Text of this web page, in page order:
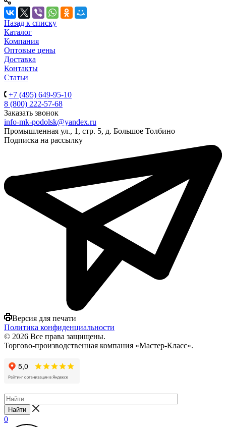
Назад к списку
Каталог
Компания
Оптовые цены
Доставка
Контакты
Статьи
+7 (495) 649-95-10
8 (800) 222-57-68
Заказать звонок
info-mk-podolsk@yandex.ru
Промышленная ул., 1, стр. 5, д. Большое Толбино
Подписка на рассылку
Версия для печати
Политика конфиденциальности
© 2026 Все права защищены.
Торгово-производственная компания «Мастер-Класс».
Найти
0